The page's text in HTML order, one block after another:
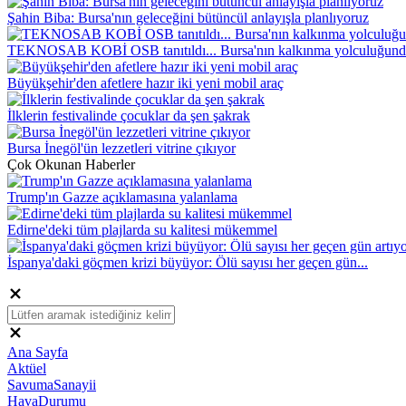
Şahin Biba: Bursa'nın geleceğini bütüncül anlayışla planlıyoruz
TEKNOSAB KOBİ OSB tanıtıldı... Bursa'nın kalkınma
Büyükşehir'den afetlere hazır iki yeni mobil araç
İlklerin festivalinde çocuklar da şen şakrak
Bursa İnegöl'ün lezzetleri vitrine çıkıyor
Çok Okunan Haberler
Trump'ın Gazze açıklamasına yalanlama
Edirne'deki tüm plajlarda su kalitesi mükemmel
İspanya'daki göçmen krizi büyüyor: Ölü sayısı her geçen gün...
Ana Sayfa
Aktüel
SavumaSanayii
HavaDurumu